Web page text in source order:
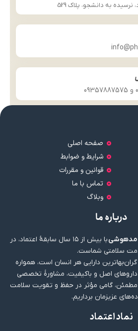
نرسیده به دانشجو، پلاک 529
صفحه اصلی
شرایط و ضوابط
قوانین و مقررات
تماس با ما
وبلاگ
درباره ما
مدهوشی
با بیش از ۱۵ سال سابقهٔ اعتماد، در
سلامتی شماست.
دارایی هر انسان است، همواره
داروهای اصل و باکیفیت، مشاورهٔ تخصصی
گامی مؤثر در حفظ و تقویت سلامت
عزیزمان برداریم.
نماد اعتماد